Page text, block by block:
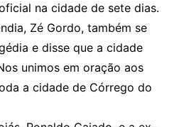
na cidade de sete dias.
Zé Gordo, também se
e disse que a cidade
unimos em oração aos
a cidade de Córrego do